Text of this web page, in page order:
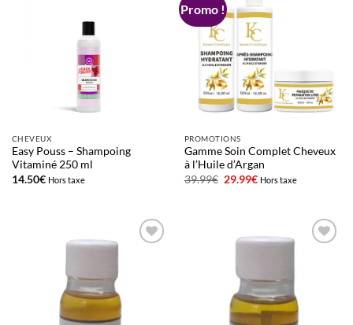
CHEVEUX
Easy Pouss – Shampoing
Vitaminé 250 ml
14.50€ Hors taxe
Promo !
PROMOTIONS
Gamme Soin Complet Cheveux
à l’Huile d’Argan
39.99€ Le
29.99€LeHors taxe